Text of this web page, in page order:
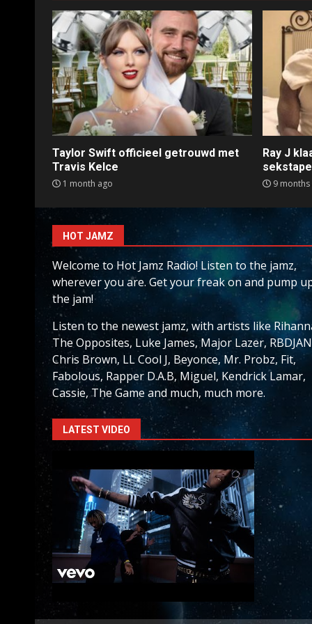
Taylor Swift officieel getrouwd met
Travis Kelce
1 month ago
Ray J
sekstape
9 months
HOT JAMZ
Welcome to Hot Jamz Radio! Listen to the jamz,
wherever you are. Get your freak on and pump
the jam!
Listen to the newest jamz, with artists like
The Opposites, Luke James, Major Lazer,
Chris Brown, LL Cool J, Beyonce, Mr. Probz, Fit,
Fabolous, Rapper D.A.B, Miguel, Kendrick Lamar,
Cassie, The Game and much, much more.
LATEST VIDEO